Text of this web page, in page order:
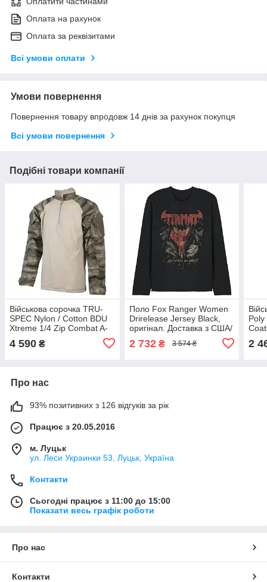
Оплата на рахунок
Оплата за реквізитами
Всі умови оплати
Умови повернення
Повернення товару впродовж 14 днів за рахунок покупця
Всі умови повернення
Подібні товари компанії
Військова сорочка TRU-
SPEC Nylon / Cotton BDU
Xtreme 1/4 Zip Combat A-
Доставка з США/ЄС
4 590 ₴
Поло Fox Ranger Women
Drirelease Jersey Black,
оригінал. Доставка з США/
2 732₴ 3 574 ₴ 2
Про нас
93% позитивних з 126 відгуків за рік
Працює з 20.05.2016
м. Луцьк
ул. Леси Украинки 53, Луцьк, Україна
Контакти
Сьогодні працює з 11:00 до 15:00
Показати весь графік роботи
Про нас
Контакти